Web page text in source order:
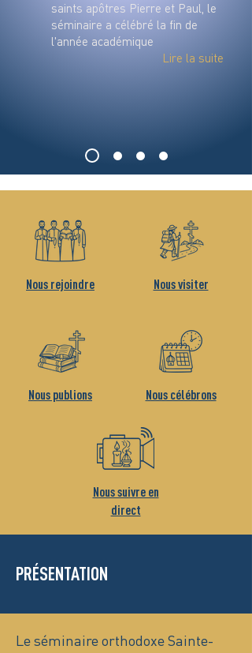
saints apôtres Pierre et Paul, le
séminaire a célébré la fin de
l'année académique
Lire la suite
Nous rejoindre
Nous publions
Nous visiter
Nous célébrons
Nous suivre en
direct
PRÉSENTATION
Le séminaire orthodoxe Sainte-